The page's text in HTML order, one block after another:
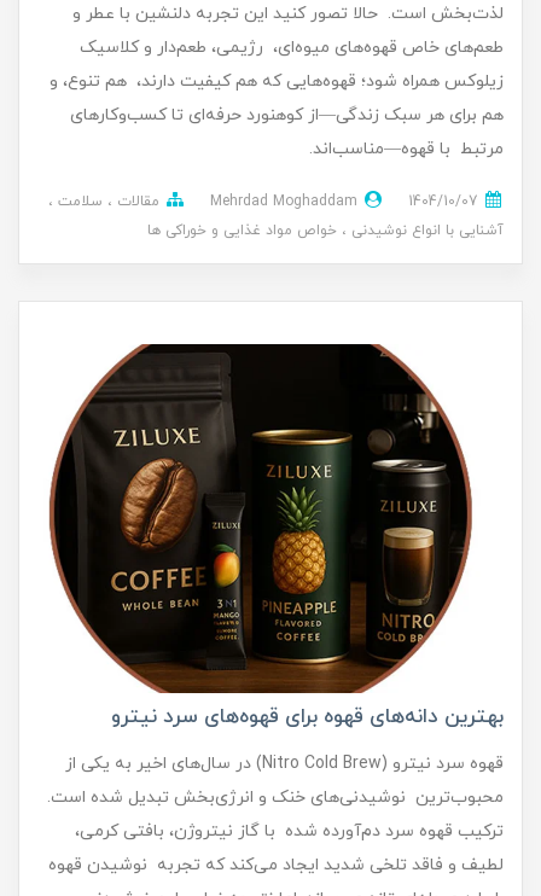
لذت‌بخش است. حالا تصور کنید این تجربه دلنشین با عطر و
طعم‌های خاص قهوه‌های میوه‌ای، رژیمی، طعم‌دار و کلاسیک
زیلوکس همراه شود؛ قهوه‌هایی که هم کیفیت دارند، هم تنوع، و
هم برای هر سبک زندگی—از کوهنورد حرفه‌ای تا کسب‌وکارهای
مرتبط با قهوه—مناسب‌اند.
Mehrdad Moghaddam مقالات
سلامت
آشنایی با انواع نوشیدنی
خواص مواد غذایی و خوراکی ها
بهترین دانه‌های قهوه برای قهوه‌های سرد نیترو
قهوه سرد نیترو (Nitro Cold Brew) در سال‌های اخیر به یکی از
محبوب‌ترین نوشیدنی‌های خنک و انرژی‌بخش تبدیل شده است.
ترکیب قهوه سرد دم‌آورده‌ شده با گاز نیتروژن، بافتی کرمی،
لطیف و فاقد تلخی شدید ایجاد می‌کند که تجربه نوشیدن قهوه